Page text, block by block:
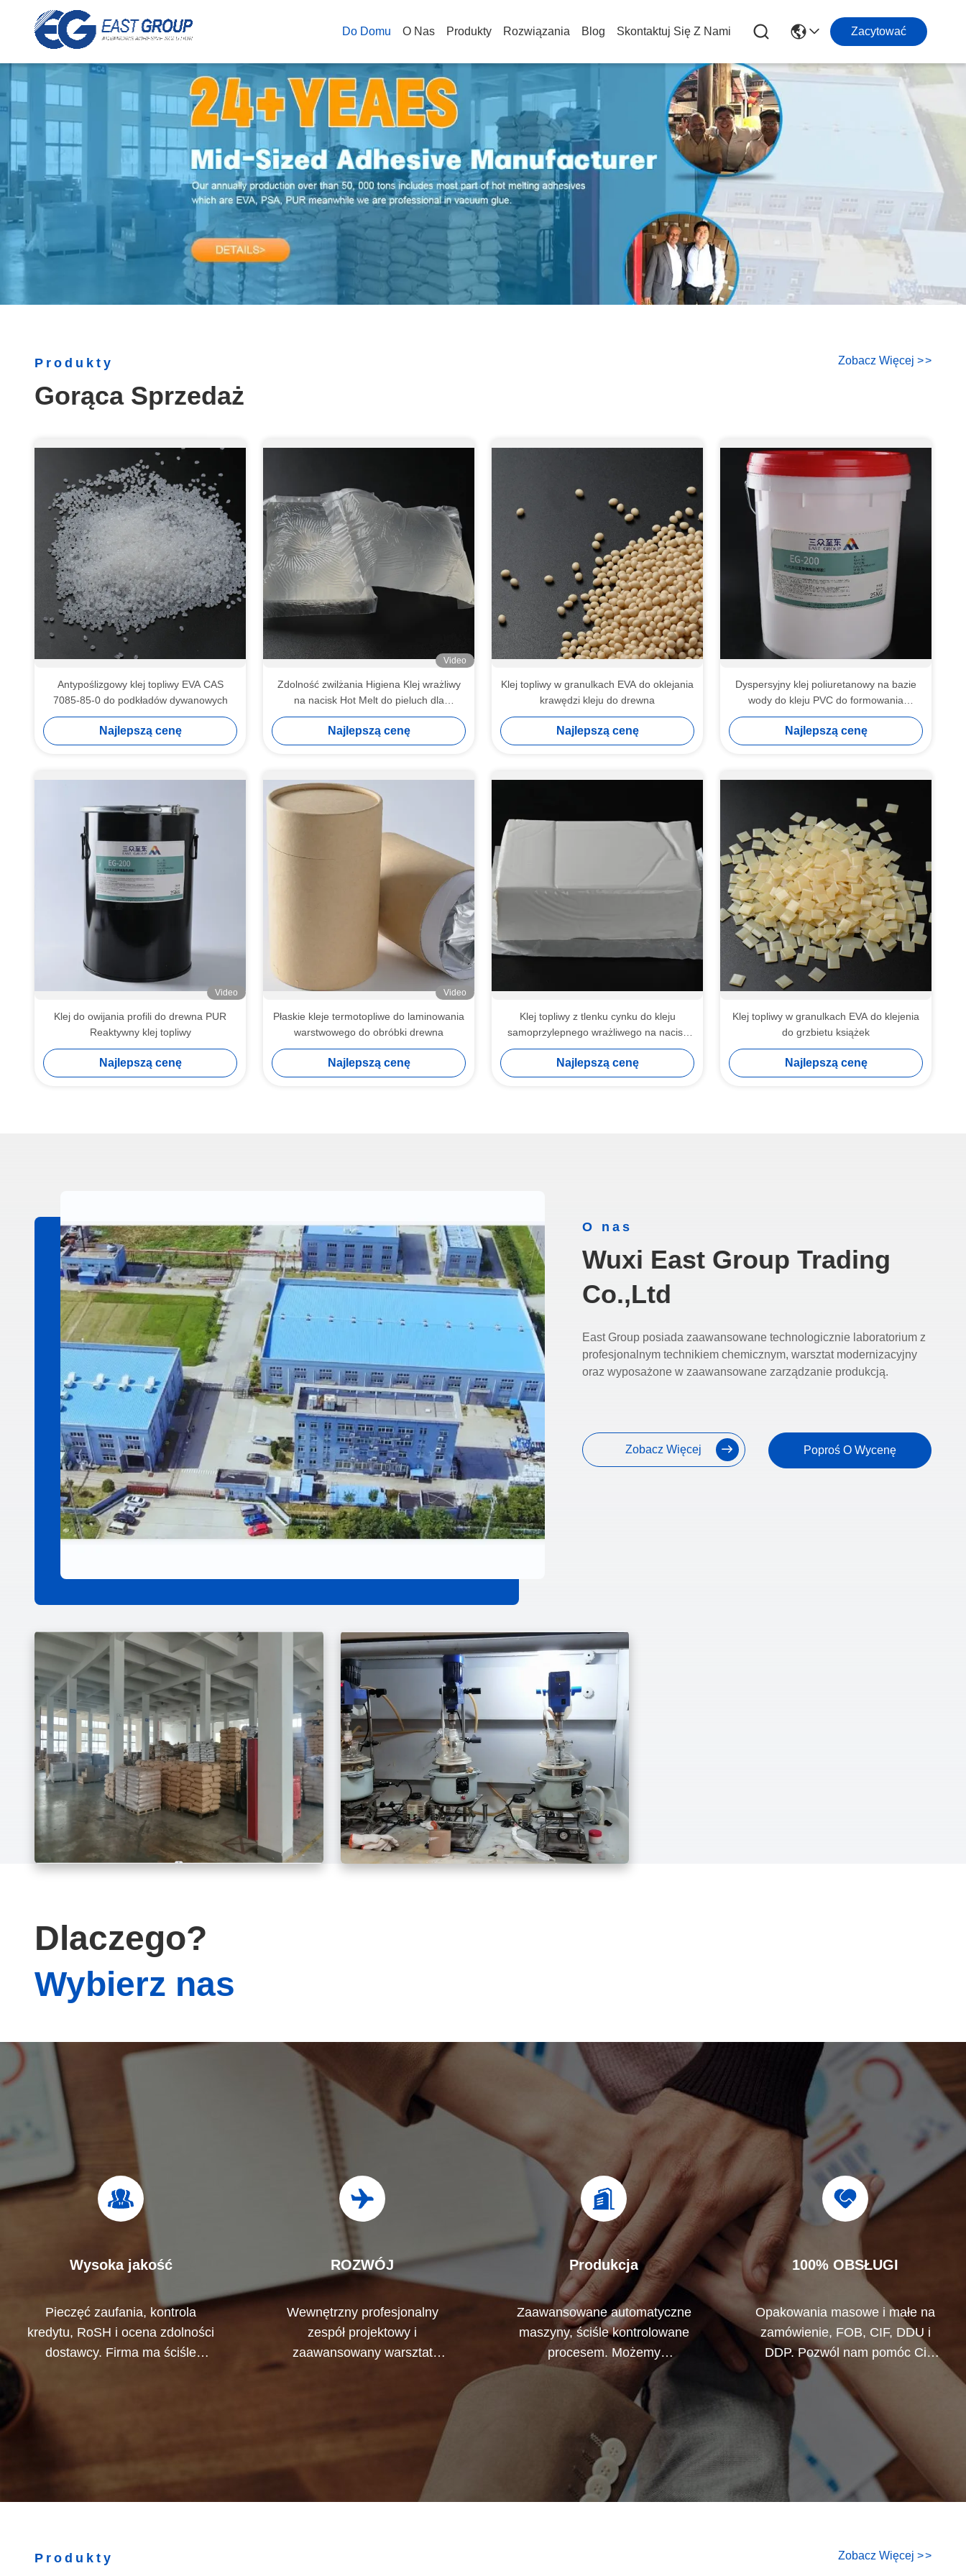
Do Domu O Nas Produkty Rozwiązania Blog Skontaktuj Się Z Nami Zacytować
Produkty
Gorąca Sprzedaż
Zobacz Więcej >>
Antypoślizgowy klej topliwy EVA CAS
7085-85-0 do podkładów dywanowych
Najlepszą cenę
Video
Zdolność zwilżania Higiena Klej wrażliwy
na nacisk Hot Melt do pieluch dla
niemowląt
Najlepszą cenę
Klej topliwy w granulkach EVA do oklejania
krawędzi kleju do drewna
Najlepszą cenę
Dyspersyjny klej poliuretanowy na bazie
wody do kleju PVC do formowania
próżniowego MDF
Najlepszą cenę
Video
Klej do owijania profili do drewna PUR
Reaktywny klej topliwy
Najlepszą cenę
Video
Płaskie kleje termotopliwe do laminowania
warstwowego do obróbki drewna
Najlepszą cenę
Klej topliwy z tlenku cynku do kleju
samoprzylepnego wrażliwego na nacisk
taśmy
Najlepszą cenę
Klej topliwy w granulkach EVA do klejenia
do grzbietu książek
Najlepszą cenę
O nas
Wuxi East Group Trading
Co.,Ltd
East Group posiada zaawansowane technologicznie laboratorium z
profesjonalnym technikiem chemicznym, warsztat modernizacyjny
oraz wyposażone w zaawansowane zarządzanie produkcją.
Zobacz Więcej Poproś O Wycenę
Dlaczego?
Wybierz nas
Wysoka jakość
Pieczęć zaufania, kontrola
kredytu, RoSH i ocena zdolności
dostawcy. Firma ma ściśle
ROZWÓJ
Wewnętrzny profesjonalny
zespół projektowy i
zaawansowany warsztat
Państwu produktów.
Produkcja
Zaawansowane automatyczne
maszyny, ściśle kontrolowane
procesem. Możemy
wyprodukować wszystkie
terminale elektryczne, które nie
są wymagane.
100% OBSŁUGI
Opakowania masowe i małe na
zamówienie, FOB, CIF, DDU i
DDP. Pozwól nam pomóc Ci
znaleźć najlepsze rozwiązanie
dla wszystkich twoich
problemów.
Produkty Zobacz Więcej >>